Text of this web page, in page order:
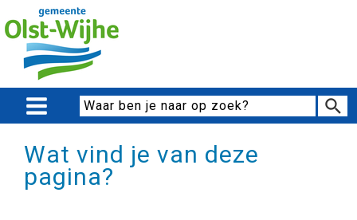
Wat vind je van deze
pagina?